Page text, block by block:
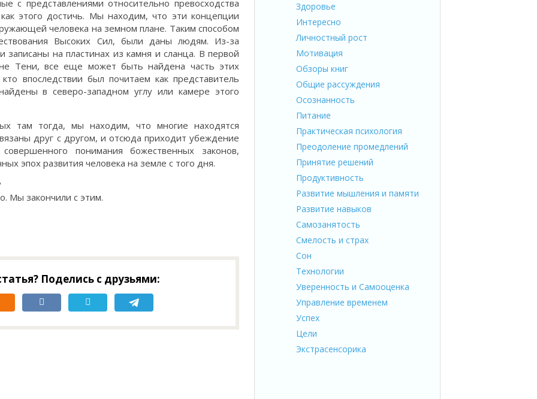
с представлениями относительно превосходства
этого достичь. Мы находим, что эти концепции
человека на земном плане. Таким способом
Высоких Сил, были даны людям. Из-за
записаны на пластинах из камня и сланца. В первой
Тени, все еще может быть найдена часть этих
впоследствии был почитаем как представитель
в северо-западном углу или камере этого
там тогда, мы находим, что многие находятся
друг с другом, и отсюда приходит убеждение
понимания божественных законов,
эпох развития человека на земле с того дня.
Мы закончили с этим.
Поделись с друзьями:
Здоровье
Интересно
Личностный рост
Мотивация
Обзоры книг
Общие рассуждения
Осознанность
Питание
Практическая психология
Преодоление промедлений
Принятие решений
Продуктивность
Развитие мышления и памяти
Развитие навыков
Самозанятость
Смелость и страх
Сон
Технологии
Уверенность и Самооценка
Управление временем
Успех
Цели
Экстрасенсорика